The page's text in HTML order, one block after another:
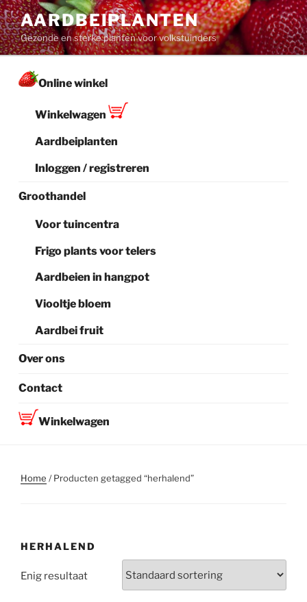
Ga
naar
de
inhoud
AARDBEIPLANTEN
Gezonde en sterke planten voor volkstuinders
Online winkel
Winkelwagen
Aardbeiplanten
Inloggen / registreren
Groothandel
Voor tuincentra
Frigo plants voor telers
Aardbeien in hangpot
Viooltje bloem
Aardbei fruit
Over ons
Contact
Winkelwagen
Home / Producten getagged “herhalend”
HERHALEND
Enig resultaat